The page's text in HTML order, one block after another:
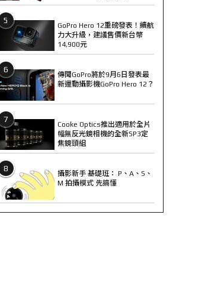
5
GoPro Hero 12重磅發表！續航
力大升級，建議售價新台幣
14,900元
6
傳聞GoPro將於9月6日發表最
新運動攝影機GoPro Hero 12？
7
Cooke Optics推出適用於全片
幅無反光鏡相機的全新SP3定
焦鏡頭組
8
攝影新手 基礎班： P、A、S、
M 拍攝模式 先搞懂